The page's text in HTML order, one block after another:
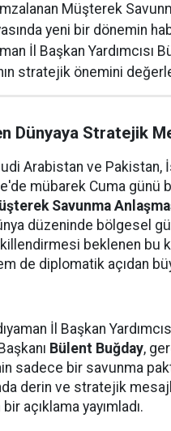
Müşterek
yeni bir dönemin
İl Başkan Yardımcısı
stratejik önemini
Dünyaya Stratejik
Arabistan ve Pakistan,
mübarek Cuma günü
Savunma
düzeninde bölgesel
beklenen bu
de diplomatik açıdan
İl Başkan
Bülent Buğday,
sadece bir savunma paktı
derin ve stratejik
açıklama yayımladı.